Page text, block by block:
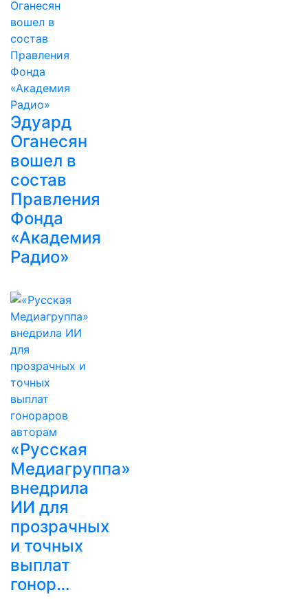
Эдуард
Оганесян
вошел в
состав
Правления
Фонда
«Академия
Радио»
«Русская
Медиагруппа»
внедрила
ИИ для
прозрачных
и точных
выплат
гонор…